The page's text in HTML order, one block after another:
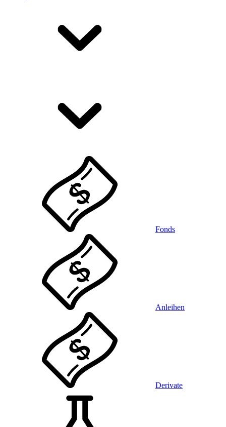
Fonds
Anleihen
Derivate